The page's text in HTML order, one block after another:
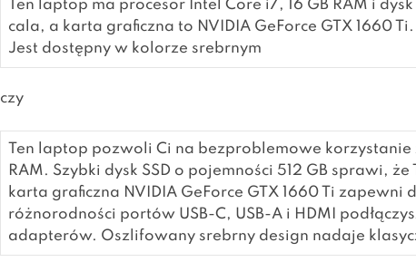
Ten laptop ma procesor Intel Core i7, 16 GB RAM i
cala, a karta graficzna to NVIDIA GeForce GTX 1660
Jest dostępny w kolorze srebrnym
czy
Ten laptop pozwoli Ci na bezproblemowe
RAM. Szybki dysk SSD o pojemności 512 GB sprawi,
karta graficzna NVIDIA GeForce GTX 1660 Ti
różnorodności portów USB-C, USB-A i HDMI
adapterów. Oszlifowany srebrny design nadaje